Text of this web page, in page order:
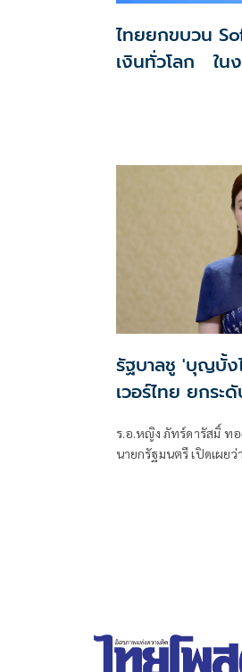
ไทยยกขบวน
เงินทั่วโลก ใน
รัฐบาลชู 'บุญบั้
เวอร์ไทย ยกร
ร.อ.หญิง ภัทร์ดารัสมิ์ ท
นายกรัฐมนตรี เปิดเผย